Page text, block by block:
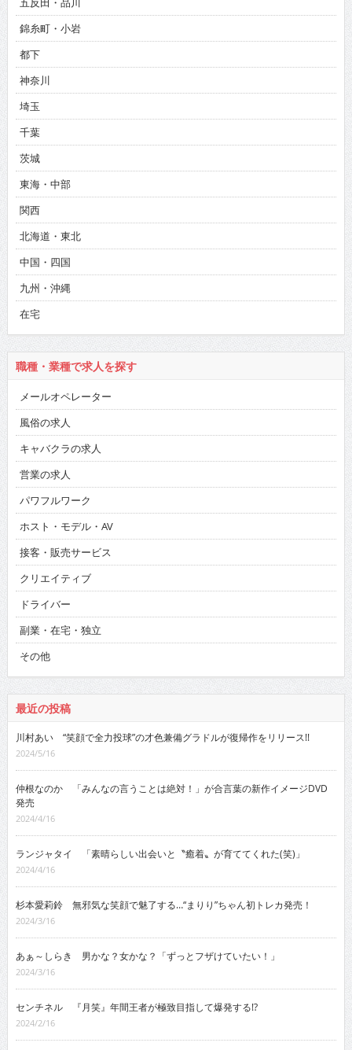
錦糸町・小岩
都下
神奈川
埼玉
千葉
茨城
東海・中部
関西
北海道・東北
中国・四国
九州・沖縄
在宅
職種・業種で求人を探す
メールオペレーター
風俗の求人
キャバクラの求人
営業の求人
パワフルワーク
ホスト・モデル・AV
接客・販売サービス
クリエイティブ
ドライバー
副業・在宅・独立
その他
最近の投稿
川村あい “笑顔で全力投球”の才色兼備グラドルが復帰作をリリース!!
2024/5/16
仲根なのか 「みんなの言うことは絶対！」が合言葉の新作イメージDVD
発売
2024/4/16
ランジャタイ 「素晴らしい出会いと〝癒着〟が育ててくれた(笑)」
2024/4/16
杉本愛莉鈴 無邪気な笑顔で魅了する…“まりり”ちゃん初トレカ発売！
2024/3/16
あぁ～しらき 男かな？女かな？「ずっとフザけていたい！」
2024/3/16
センチネル 『月笑』年間王者が極致目指して爆発する!?
2024/2/16